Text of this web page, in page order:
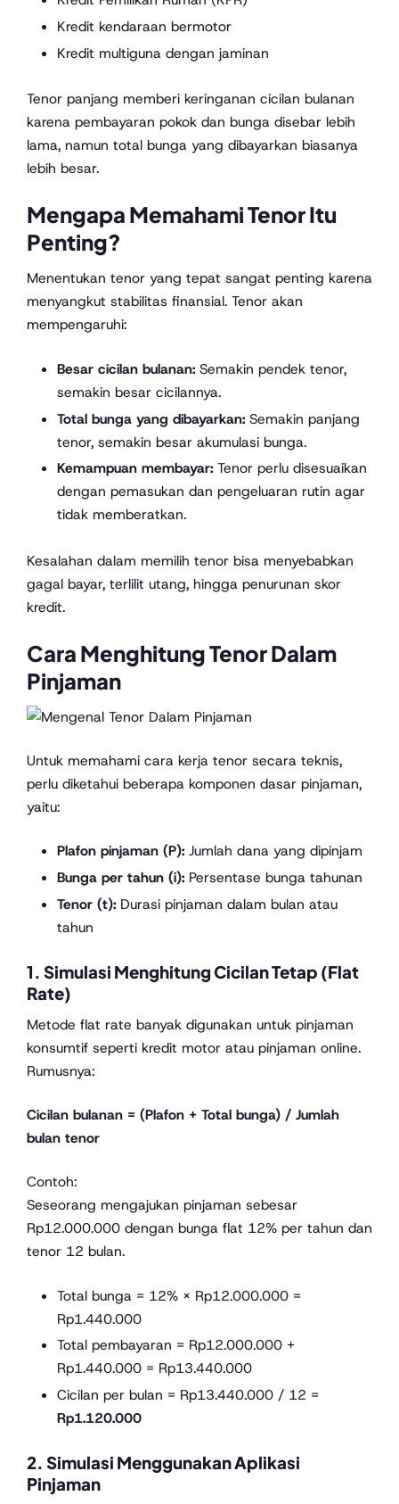
Kredit kendaraan bermotor
Kredit multiguna dengan jaminan
Tenor panjang memberi keringanan cicilan bulanan
karena pembayaran pokok dan bunga disebar lebih
lama, namun total bunga yang dibayarkan biasanya
lebih besar.
Mengapa Memahami Tenor Itu
Penting?
Menentukan tenor yang tepat sangat penting karena
menyangkut stabilitas finansial. Tenor akan
mempengaruhi:
Besar cicilan bulanan:Semakin pendek tenor,
semakin besar cicilannya.
Total bunga yang dibayarkan:Semakin panjang
tenor, semakin besar akumulasi bunga.
Kemampuan membayar:Tenor perlu disesuaikan
dengan pemasukan dan pengeluaran rutin agar
tidak memberatkan.
Kesalahan dalam memilih tenor bisa menyebabkan
gagal bayar, terlilit utang, hingga penurunan skor
kredit.
Cara Menghitung Tenor Dalam
Pinjaman
Untuk memahami cara kerja tenor secara teknis,
perlu diketahui beberapa komponen dasar pinjaman,
yaitu:
Plafon pinjaman (P):Jumlah dana yang dipinjam
Bunga per tahun (i):Persentase bunga tahunan
Tenor (t):Durasi pinjaman dalam bulan atau
tahun
1. Simulasi Menghitung Cicilan Tetap (Flat
Rate)
Metode flat rate banyak digunakan untuk pinjaman
konsumtif seperti kredit motor atau pinjaman online.
Rumusnya:
Cicilan bulanan = (Plafon + Total bunga) / Jumlah
bulan tenor
Contoh:
Seseorang mengajukan pinjaman sebesar
Rp12.000.000 dengan bunga flat 12% per tahun dan
tenor 12 bulan.
Total bunga = 12% × Rp12.000.000 =
Rp1.440.000
Total pembayaran = Rp12.000.000 +
Rp1.440.000 = Rp13.440.000
Cicilan per bulan = Rp13.440.000 / 12 =
Rp1.120.000
2. Simulasi Menggunakan Aplikasi
Pinjaman